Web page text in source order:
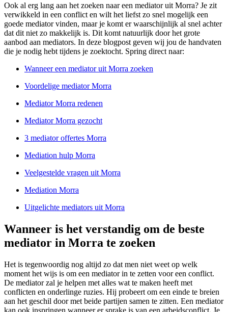
Ook al erg lang aan het zoeken naar een mediator uit Morra? Je zit
verwikkeld in een conflict en wilt het liefst zo snel mogelijk een
goede mediator vinden, maar je komt er waarschijnlijk al snel achter
dat dit niet zo makkelijk is. Dit komt natuurlijk door het grote
aanbod aan mediators. In deze blogpost geven wij jou de handvaten
die je nodig hebt tijdens je zoektocht. Spring direct naar:
Wanneer een mediator uit Morra zoeken
Voordelige mediator Morra
Mediator Morra redenen
Mediator Morra gezocht
3 mediator offertes Morra
Mediation hulp Morra
Veelgestelde vragen uit Morra
Mediation Morra
Uitgelichte mediators uit Morra
Wanneer is het verstandig om de beste
mediator in Morra te zoeken
Het is tegenwoordig nog altijd zo dat men niet weet op welk
moment het wijs is om een mediator in te zetten voor een conflict.
De mediator zal je helpen met alles wat te maken heeft met
conflicten en onderlinge ruzies. Hij probeert om een einde te breien
aan het geschil door met beide partijen samen te zitten. Een mediator
kan ook inspringen wanneer er sprake is van een arbeidsconflict. Je